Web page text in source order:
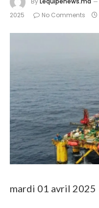
2025
No Comments
mardi 01 avril 2025